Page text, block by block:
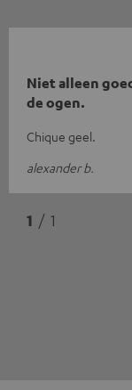
Niet alleen
de ogen.
Chique geel.
alexander b.
1 / 1